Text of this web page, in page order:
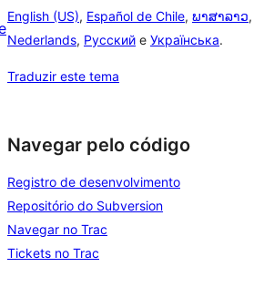
English (US), Español de Chile, ພາສາລາວ,
Nederlands, Русский e Українська.
Traduzir este tema
Navegar pelo código
Registro de desenvolvimento
Repositório do Subversion
Navegar no Trac
Tickets no Trac